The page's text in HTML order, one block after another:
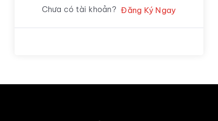
Chưa có tài khoản? Đăng Ký Ngay